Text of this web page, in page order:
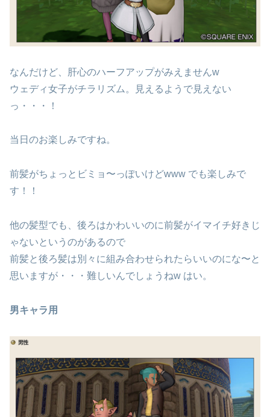
なんだけど、肝心のハーフアップがみえませんw
ウェディ女子がチラリズム。見えるようで見えない
っ・・・！
当日のお楽しみですね。
前髪がちょっとビミョ〜っぽいけどwww でも楽しみで
す！！
他の髪型でも、後ろはかわいいのに前髪がイマイチ好きじ
ゃないというのがあるので
前髪と後ろ髪は別々に組み合わせられたらいいのにな〜と
思いますが・・・難しいんでしょうねw はい。
男キャラ用